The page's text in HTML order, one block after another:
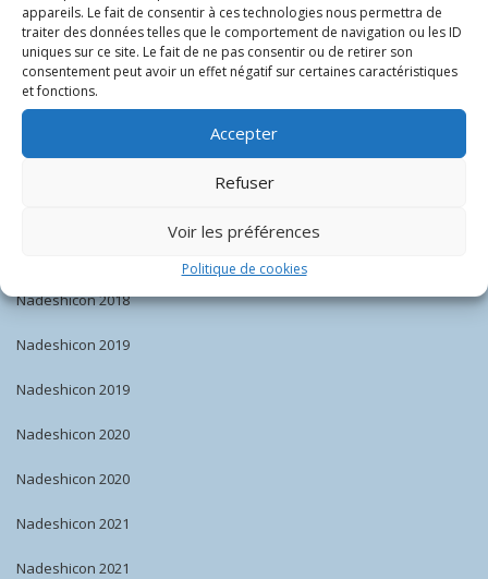
appareils. Le fait de consentir à ces technologies nous permettra de
traiter des données telles que le comportement de navigation ou les ID
uniques sur ce site. Le fait de ne pas consentir ou de retirer son
consentement peut avoir un effet négatif sur certaines caractéristiques
et fonctions.
Accepter
Refuser
Voir les préférences
Politique de cookies
Nadeshicon 2015
Nadeshicon 2016
Nadeshicon 2016
Nadeshicon 2018
Nadeshicon 2019
Nadeshicon 2019
Nadeshicon 2020
Nadeshicon 2020
Nadeshicon 2021
Nadeshicon 2021